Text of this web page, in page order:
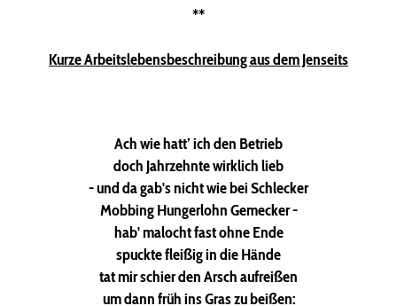
**
Kurze Arbeitslebensbeschreibung aus dem Jenseits
Ach wie hatt’ ich den Betrieb
doch Jahrzehnte wirklich lieb
- und da gab's nicht wie bei Schlecker
Mobbing Hungerlohn Gemecker -
hab' malocht fast ohne Ende
spuckte fleißig in die Hände
tat mir schier den Arsch aufreißen
um dann früh ins Gras zu beißen: